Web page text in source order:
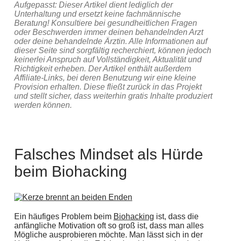
Aufgepasst: Dieser Artikel dient lediglich der
Unterhaltung und ersetzt keine fachmännische
Beratung! Konsultiere bei gesundheitlichen Fragen
oder Beschwerden immer deinen behandelnden Arzt
oder deine behandelnde Ärztin. Alle Informationen auf
dieser Seite sind sorgfältig recherchiert, können jedoch
keinerlei Anspruch auf Vollständigkeit, Aktualität und
Richtigkeit erheben. Der Artikel enthält außerdem
Affiliate-Links, bei deren Benutzung wir eine kleine
Provision erhalten. Diese fließt zurück in das Projekt
und stellt sicher, dass weiterhin gratis Inhalte produziert
werden können.
Falsches Mindset als Hürde
beim Biohacking
Ein häufiges Problem beim Biohacking ist, dass die
anfängliche Motivation oft so groß ist, dass man alles
Mögliche ausprobieren möchte. Man lässt sich in der